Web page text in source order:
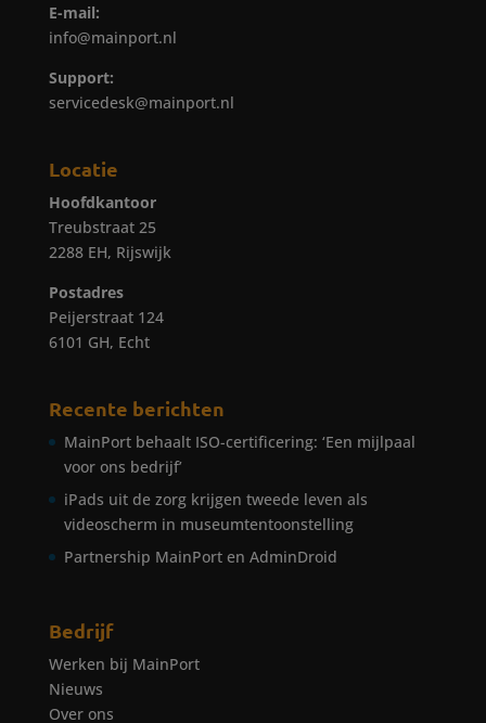
E-mail:
info@mainport.nl
Support:
servicedesk@mainport.nl
Locatie
Hoofdkantoor
Treubstraat 25
2288 EH, Rijswijk
Postadres
Peijerstraat 124
6101 GH, Echt
Recente berichten
MainPort behaalt ISO-certificering: ‘Een mijlpaal
voor ons bedrijf’
iPads uit de zorg krijgen tweede leven als
videoscherm in museumtentoonstelling
Partnership MainPort en AdminDroid
Bedrijf
Werken bij MainPort
Nieuws
Over ons